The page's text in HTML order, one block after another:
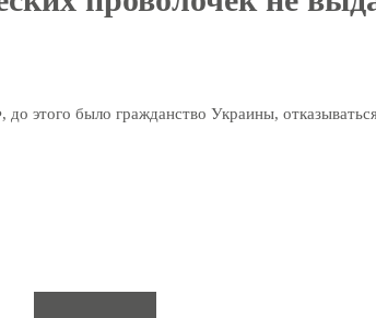
этого было гражданство Украины,